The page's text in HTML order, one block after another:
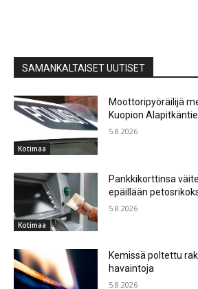
SAMANKALTAISET UUTISET
Kotimaa
Moottoripyöräilijä
Kuopion
5.8.2026
Kotimaa
Pankkikorttinsa
epäillään
5.8.2026
Kemissä poltettu
havaintoja
5.8.2026